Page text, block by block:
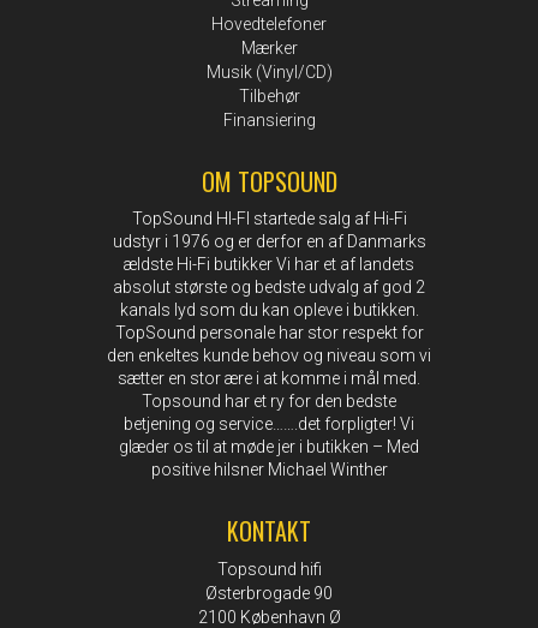
Hovedtelefoner
Mærker
Musik (Vinyl/CD)
Tilbehør
Finansiering
OM TOPSOUND
TopSound HI-FI startede salg af Hi-Fi
udstyr i 1976 og er derfor en af Danmarks
ældste Hi-Fi butikker Vi har et af landets
absolut største og bedste udvalg af god 2
kanals lyd som du kan opleve i butikken.
TopSound personale har stor respekt for
den enkeltes kunde behov og niveau som vi
sætter en stor ære i at komme i mål med.
Topsound har et ry for den bedste
betjening og service…….det forpligter! Vi
glæder os til at møde jer i butikken – Med
positive hilsner Michael Winther
KONTAKT
Topsound hifi
Østerbrogade 90
2100 København Ø